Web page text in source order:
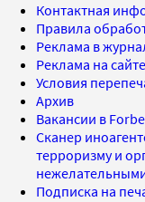
Контактная
Правила
Реклама в
Реклама на сайте
Условия
Архив
Вакансии в
Сканер
терроризму и
Подписка на